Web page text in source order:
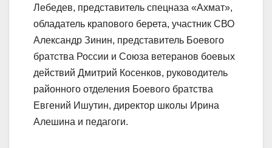
Лебедев, представитель спецназа «Ахмат»,
обладатель крапового берета, участник СВО
Александр Зинин, представитель Боевого
братства России и Союза ветеранов боевых
действий Дмитрий Косенков, руководитель
районного отделения Боевого братства
Евгений Ишутин, директор школы Ирина
Алешина и педагоги.